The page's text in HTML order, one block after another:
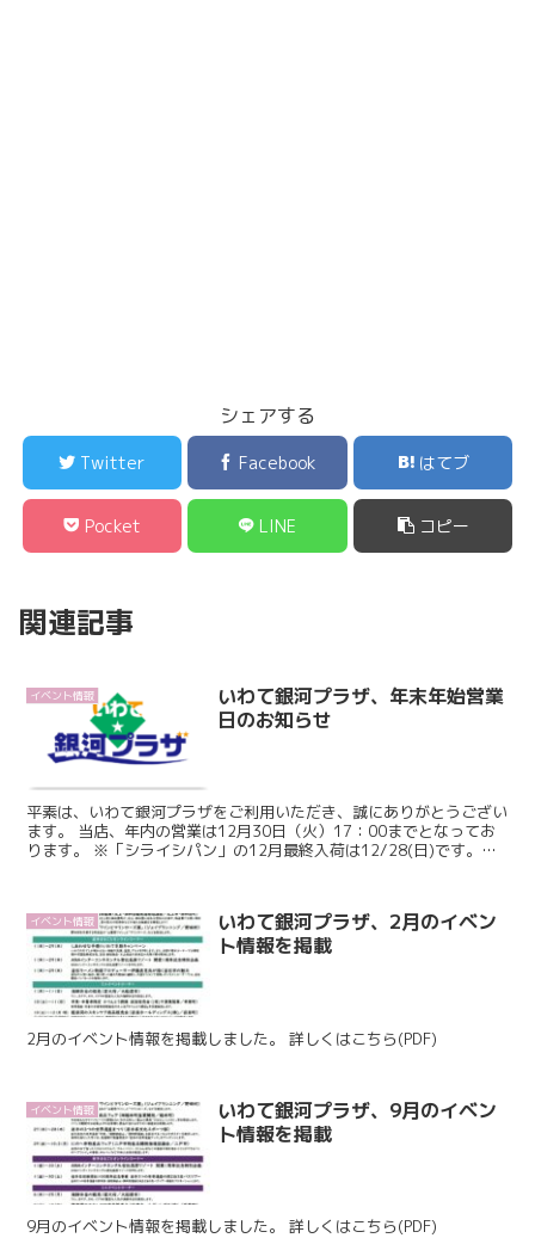
シェアする
Twitter Facebook はてブ
Pocket LINE コピー
関連記事
イベント情報
いわて銀河プラザ、年末年始営業
日のお知らせ
平素は、いわて銀河プラザをご利用いただき、誠にありがとうござい
ます。 当店、年内の営業は12月30日（火）17：00までとなってお
ります。 ※「シライシパン」の12月最終入荷は12/28(日)です。
イベント情報
いわて銀河プラザ、2月のイベン
ト情報を掲載
2月のイベント情報を掲載しました。 詳しくはこちら(PDF)
イベント情報
いわて銀河プラザ、9月のイベン
ト情報を掲載
9月のイベント情報を掲載しました。 詳しくはこちら(PDF)